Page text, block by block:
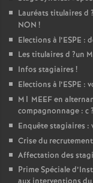
Lauréats titulaires d
NON !
Elections à l’ESPE :
Les titulaires d ?un
Infos stagiaires !
Elections à l’ESPE :
M1 MEEFen
compagnonnage : c
Enquête stagiaires :
Crise du
Affectation des
Prime Spéciale